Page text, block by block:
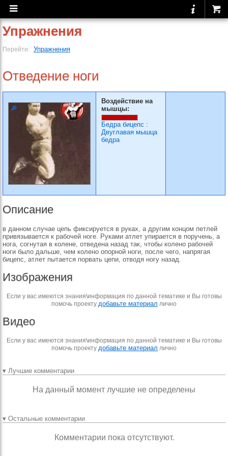
Упражнения
Перейти: Упражнения
Отведение ноги
Воздействие на
мышцы:
Бедра бицепс :
Двуглавая мышца
бедра
Описание
в дан­ном случае цепь фиксиру­ется в руках, а другим кон­цом петлей
привязывается к рабочей ноге. Руками ат­лет упирается в поручень, а
нога, согнутая в колене, отведена назад так, чтобы колено рабочей
ноги было дальше, чем колено опор­ной ноги, после чего, нап­рягая
бицепс, атлет пыта­ется порвать цепи, отводя ногу назад.
Изображения
Если у вас имеются знания\информация по данной тематике и Вы готовы
помочь проекту добавьте материал лично
Видео
Если у вас имеются знания\информация по данной тематике и Вы готовы
помочь проекту добавьте материал лично
▾ Лучшие комментарии
На данный момент лучшие не определены
▾ Остальные комментарии
Комментарии пока отсутствуют.